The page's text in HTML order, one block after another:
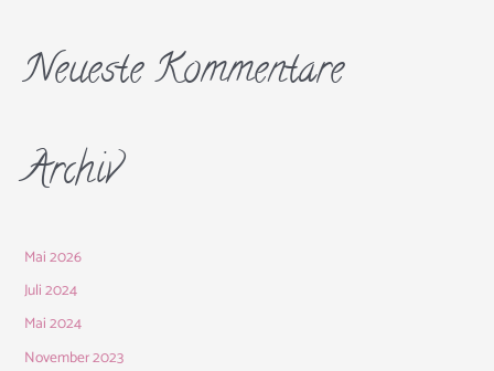
Neueste Kommentare
Archiv
Mai 2026
Juli 2024
Mai 2024
November 2023